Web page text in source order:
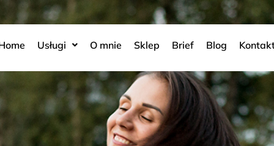
Usługi O mnie Sklep Brief Blog